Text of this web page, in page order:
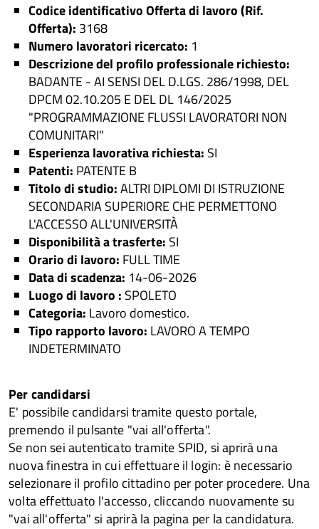
Codice identificativo Offerta di lavoro (Rif.
Offerta): 3168
Numero lavoratori ricercato: 1
Descrizione del profilo professionale richiesto:
BADANTE - AI SENSI DEL D.LGS. 286/1998, DEL
DPCM 02.10.205 E DEL DL 146/2025
"PROGRAMMAZIONE FLUSSI LAVORATORI NON
COMUNITARI"
Esperienza lavorativa richiesta: SI
Patenti: PATENTE B
Titolo di studio:ALTRI DIPLOMI DI ISTRUZIONE
SECONDARIA SUPERIORE CHE PERMETTONO
L'ACCESSO ALL'UNIVERSITÀ
Disponibilità a trasferte: SI
Orario di lavoro: FULL TIME
Data di scadenza: 14-06-2026
Luogo di lavoro : SPOLETO
Categoria: Lavoro domestico.
Tipo rapporto lavoro: LAVORO A TEMPO
INDETERMINATO
Per candidarsi
E' possibile candidarsi tramite questo portale,
premendo il pulsante "vai all'offerta".
Se non sei autenticato tramite SPID, si aprirà una
nuova finestra in cui effettuare il login: è necessario
selezionare il profilo cittadino per poter procedere. Una
volta effettuato l'accesso, cliccando nuovamente su
"vai all'offerta" si aprirà la pagina per la candidatura.